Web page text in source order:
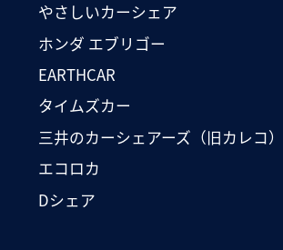
やさしいカーシェア
ホンダ エブリゴー
EARTHCAR
タイムズカー
三井のカーシェアーズ（旧カレコ）
エコロカ
Dシェア